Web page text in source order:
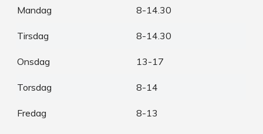
Mandag 8-14.30
Tirsdag 8-14.30
Onsdag 13-17
Torsdag 8-14
Fredag 8-13